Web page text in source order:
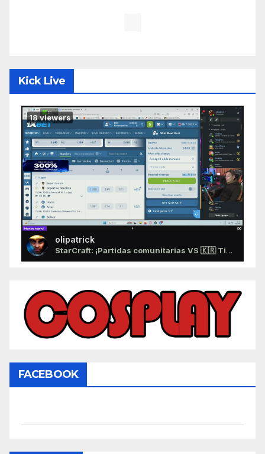
Kick Live
olipatrick
StarCraft: ¡Partidas comunitarias VS 🇰🇷 TigerArtist!
18viewers
FACEBOOK